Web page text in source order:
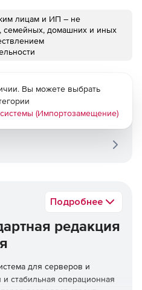
лицам и ИП – не
семейных, домашних и иных
Подробнее
редакция
для серверов и
стабильная операционная
Вы можете выбрать
(Импортозамещение)